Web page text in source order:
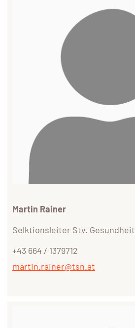
Martin Rainer
Selktionsleiter Stv.
+43 664 / 1379712
martin.rainer@tsn.at